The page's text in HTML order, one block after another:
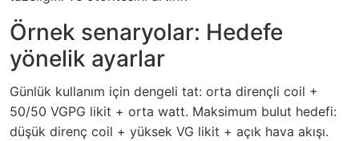
Örnek senaryolar: Hedefe
yönelik ayarlar
Günlük kullanım için dengeli tat: orta dirençli coil +
50/50 VGPG likit + orta watt. Maksimum bulut hedefi:
düşük direnç coil + yüksek VG likit + açık hava akışı.